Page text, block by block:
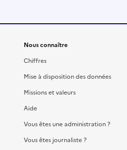
Nous connaître
Chiffres
Mise à disposition des données
Missions et valeurs
Aide
Vous êtes une administration ?
Vous êtes journaliste ?